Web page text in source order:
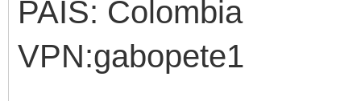
PAIS: Colombia
VPN:gabopete1